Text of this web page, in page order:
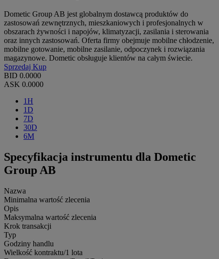
Dometic Group AB jest globalnym dostawcą produktów do
zastosowań zewnętrznych, mieszkaniowych i profesjonalnych w
obszarach żywności i napojów, klimatyzacji, zasilania i sterowania
oraz innych zastosowań. Oferta firmy obejmuje mobilne chłodzenie,
mobilne gotowanie, mobilne zasilanie, odpoczynek i rozwiązania
magazynowe. Dometic obsługuje klientów na całym świecie.
Sprzedaj Kup
BID 0.0000
ASK 0.0000
1H
1D
7D
30D
6M
Specyfikacja instrumentu dla Dometic
Group AB
Nazwa
Minimalna wartość zlecenia
Opis
Maksymalna wartość zlecenia
Krok transakcji
Typ
Godziny handlu
Wielkość kontraktu/1 lota